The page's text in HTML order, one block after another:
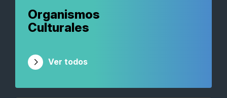
Organismos
Culturales
Ver todos